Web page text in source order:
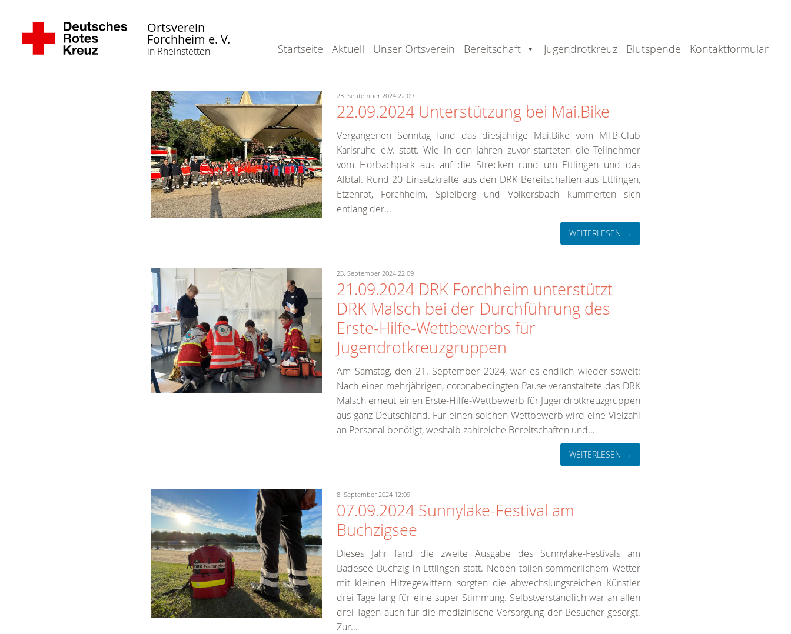
Ortsverein
Forchheim e. V.
in Rheinstetten Startseite Aktuell Unser Ortsverein Bereitschaft Jugendrotkreuz Blutspende Kontaktformular
23. September 2024 22:09
22.09.2024 Unterstützung bei Mai.Bike
Vergangenen Sonntag fand das diesjährige Mai.Bike vom MTB-Club
Karlsruhe e.V. statt. Wie in den Jahren zuvor starteten die Teilnehmer
vom Horbachpark aus auf die Strecken rund um Ettlingen und das
Albtal. Rund 20 Einsatzkräfte aus den DRK Bereitschaften aus Ettlingen,
Etzenrot, Forchheim, Spielberg und Völkersbach kümmerten sich
entlang der...
WEITERLESEN →
23. September 2024 22:09
21.09.2024 DRK Forchheim unterstützt
DRK Malsch bei der Durchführung des
Erste-Hilfe-Wettbewerbs für
Jugendrotkreuzgruppen
Am Samstag, den 21. September 2024, war es endlich wieder soweit:
Nach einer mehrjährigen, coronabedingten Pause veranstaltete das DRK
Malsch erneut einen Erste-Hilfe-Wettbewerb für Jugendrotkreuzgruppen
aus ganz Deutschland. Für einen solchen Wettbewerb wird eine Vielzahl
an Personal benötigt, weshalb zahlreiche Bereitschaften und...
WEITERLESEN →
8. September 2024 12:09
07.09.2024 Sunnylake-Festival am
Buchzigsee
Dieses Jahr fand die zweite Ausgabe des Sunnylake-Festivals am
Badesee Buchzig in Ettlingen statt. Neben tollen sommerlichem Wetter
mit kleinen Hitzegewittern sorgten die abwechslungsreichen Künstler
drei Tage lang für eine super Stimmung. Selbstverständlich war an allen
drei Tagen auch für die medizinische Versorgung der Besucher gesorgt.
Zur...